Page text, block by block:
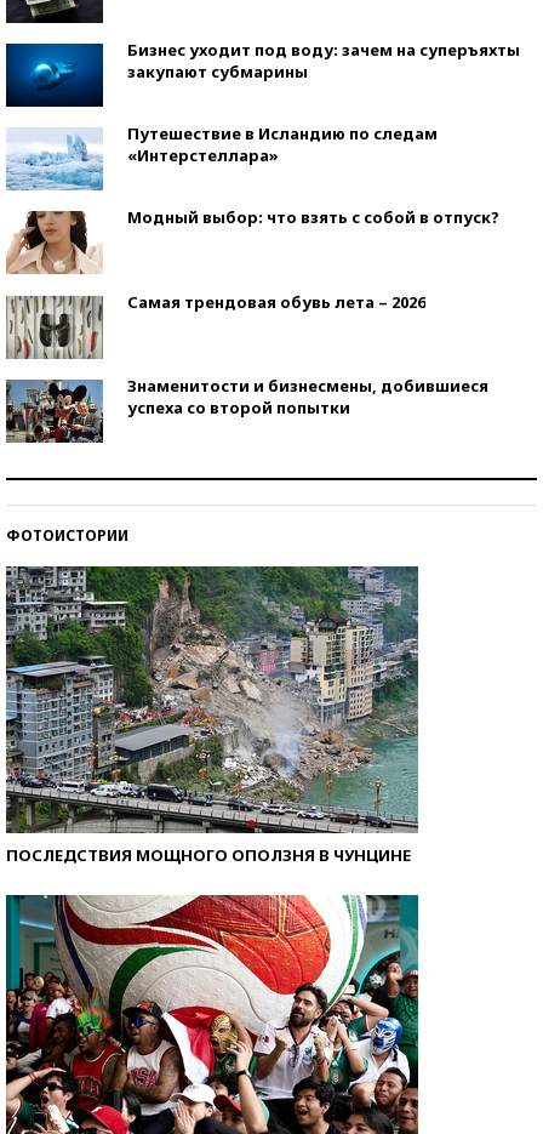
Бизнес уходит под воду: зачем на суперъяхты
закупают субмарины
Путешествие в Исландию по следам
«Интерстеллара»
Модный выбор: что взять с собой в отпуск?
Самая трендовая обувь лета – 2026
Знаменитости и бизнесмены, добившиеся
успеха со второй попытки
ФОТОИСТОРИИ
ПОСЛЕДСТВИЯ МОЩНОГО ОПОЛЗНЯ В ЧУНЦИНЕ